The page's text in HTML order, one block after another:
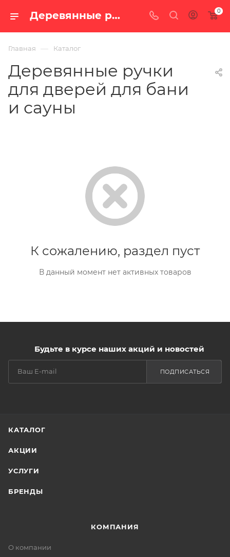
Деревянные ручки для дверей для бани и сауны — купить в Екатеринбурге, цены в интернет-магазине «100 печей.ру» 0
Главная — Каталог
Деревянные ручки
для дверей для бани
и сауны
К сожалению, раздел пуст
В данный момент нет активных товаров
Будьте в курсе наших акций и новостей
ПОДПИСАТЬСЯ
КАТАЛОГ
АКЦИИ
УСЛУГИ
БРЕНДЫ
КОМПАНИЯ
О компании